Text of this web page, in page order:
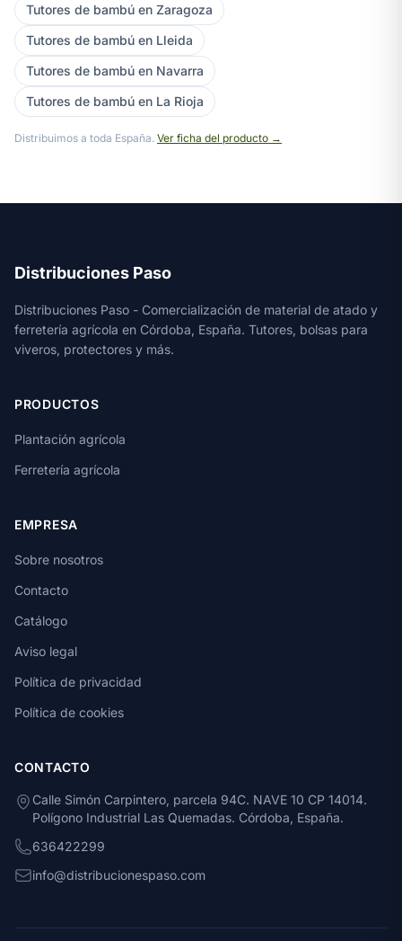
Tutores de bambú en Zaragoza
Tutores de bambú en Lleida
Tutores de bambú en Navarra
Tutores de bambú en La Rioja
Distribuimos a toda España. Ver ficha del producto →
Distribuciones Paso
Distribuciones Paso - Comercialización de material de atado y
ferretería agrícola en Córdoba, España. Tutores, bolsas para
viveros, protectores y más.
PRODUCTOS
Plantación agrícola
Ferretería agrícola
EMPRESA
Sobre nosotros
Contacto
Catálogo
Aviso legal
Política de privacidad
Política de cookies
CONTACTO
Calle Simón Carpintero, parcela 94C. NAVE 10 CP 14014.
Polígono Industrial Las Quemadas. Córdoba, España.
636422299
info@distribucionespaso.com